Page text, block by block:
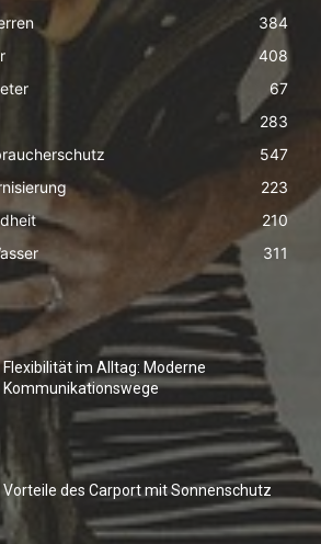
384
408
67
283
547
223
210
311
Flexibilität im Alltag: Moderne
Kommunikationswege
Vorteile des Carport mit Sonnenschutz